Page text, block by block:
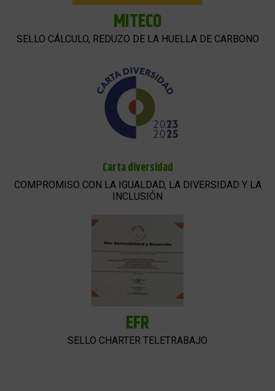
MITECO
SELLO CÁLCULO, REDUZO DE LA HUELLA DE CARBONO
Carta diversidad
COMPROMISO CON LA IGUALDAD, LA DIVERSIDAD Y LA
INCLUSIÓN
EFR
SELLO CHARTER TELETRABAJO